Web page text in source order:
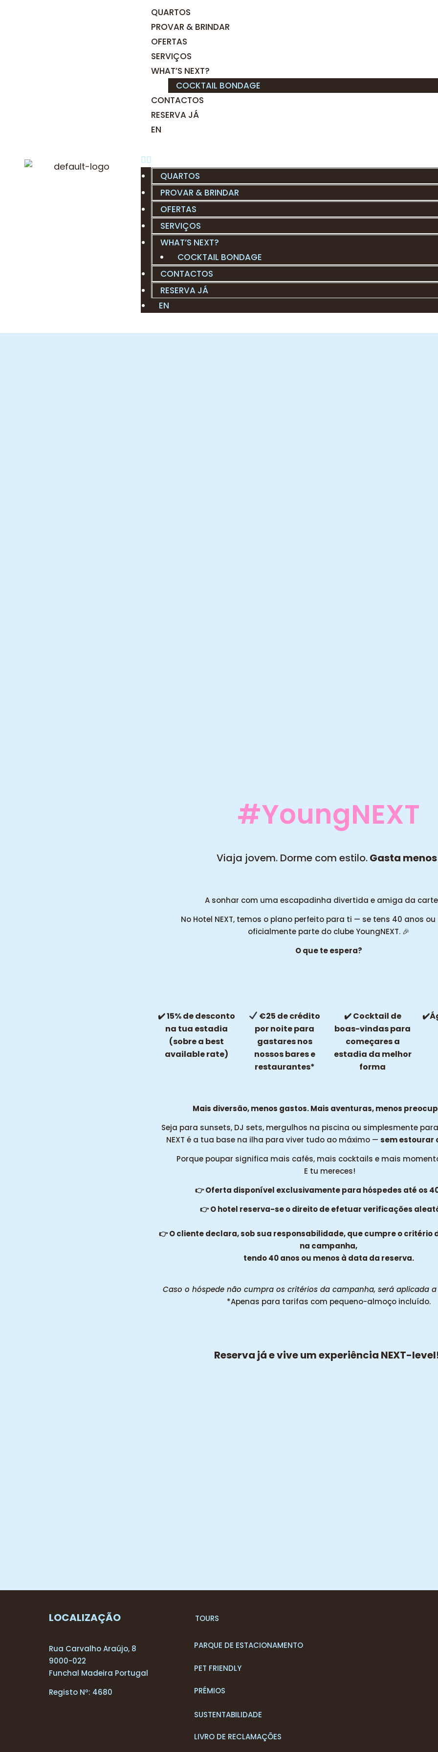
QUARTOS
PROVAR & BRINDAR
OFERTAS
SERVIÇOS
WHAT’S NEXT?
COCKTAIL BONDAGE
CONTACTOS
RESERVA JÁ
EN
QUARTOS
PROVAR & BRINDAR
OFERTAS
SERVIÇOS
WHAT’S NEXT?
COCKTAIL BONDAGE
CONTACTOS
RESERVA JÁ
EN
#YoungNEXT
Viaja jovem. Dorme com estilo.Gasta
A sonhar com uma escapadinha divertida e amiga da
No Hotel NEXT, temos o plano perfeito para ti — se tens 40 anos ou
oficialmente parte do clube YoungNEXT. 🎉
O que te espera?
✔15% de desconto
na tua estadia
(sobre a best
available rate)
€25 de crédito
por noite para
gastares nos
nossos bares e
restaurantes*
✔Cocktail de
boas-vindas para
começares a
estadia da melhor
forma
✔
Mais diversão, menos gastos. Mais aventuras, menos
Seja para sunsets, DJ sets, mergulhos na piscina ou simplesmente
NEXT é a tua base na ilha para viver tudo ao máximo — sem estourar
Porque poupar significa mais cafés, mais cocktails e mais
E tu mereces!
👉 Oferta disponível exclusivamente para hóspedes até os
👉 O hotel reserva-se o direito de efetuar verificações
👉 O cliente declara, sob sua responsabilidade, que cumpre o critério
na campanha,
tendo 40 anos ou menos à data da reserva.
Caso o hóspede não cumpra os critérios da campanha, será aplicada
*Apenas para tarifas com pequeno-almoço incluído.
Reserva já e vive um experiência NEXT-
LOCALIZAÇÃO
Rua Carvalho Araújo, 8
9000-022
Funchal Madeira Portugal
Registo Nº: 4680
TOURS
PARQUE DE ESTACIONAMENTO
PET FRIENDLY
PRÉMIOS
SUSTENTABILIDADE
LIVRO DE RECLAMAÇÕES